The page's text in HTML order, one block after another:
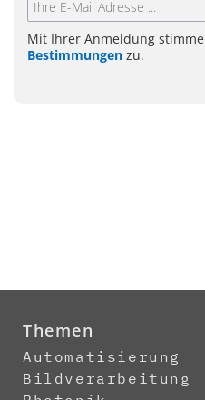
Mit Ihrer Anmeldung
Bestimmungen zu.
Themen
Automatisierung
Bildverarbeitung